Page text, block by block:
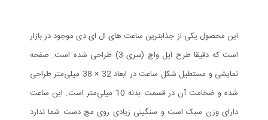
این محصول یکی از جذابترین ساعت های ال ای دی موجود در بازار
است که دقیقا طرح اپل واچ (سری 3) طراحی شده است. صفحه
نمایشی و مستطیل شکل ساعت در ابعاد 32 × 38 میلی‌متر طراحی
شده و ضخامت آن در قسمت بدنه 10 میلی‌متر است. این ساعت
دارای وزن سبک است و سنگینی زیادی روی مچ دست شما ندارد